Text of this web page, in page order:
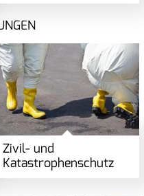
Zivil- und
Katastrophen­schutz